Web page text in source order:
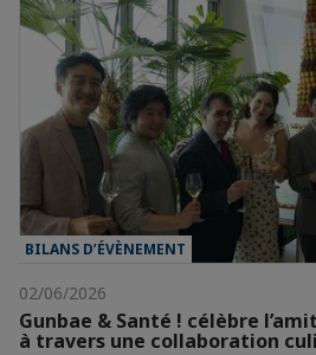
BILANS D’ÉVÈNEMENT
02/06/2026
Gunbae & Santé ! célèbre
à travers une collaboration